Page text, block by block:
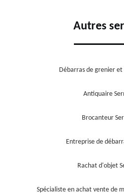
Autres
Débarras de grenier et
Antiquaire
Brocanteur
Entreprise de
Rachat d'objet
Spécialiste en achat vente de